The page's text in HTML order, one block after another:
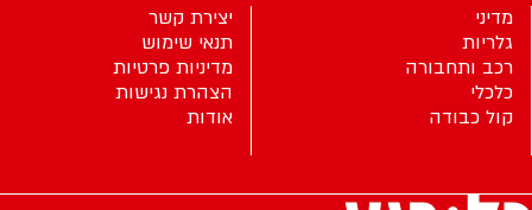
מדיני
גלריות
רכב ותחבורה
כלכלי
קול כבודה
יצירת קשר
תנאי שימוש
מדיניות פרטיות
הצהרת נגישות
אודות